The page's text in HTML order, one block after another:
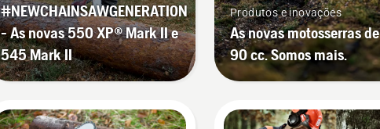
#NEWCHAINSAWGENERATION
- As novas 550 XP® Mark II e
545 Mark II
Produtos e inovações
As novas motosserras de
90 cc. Somos mais.